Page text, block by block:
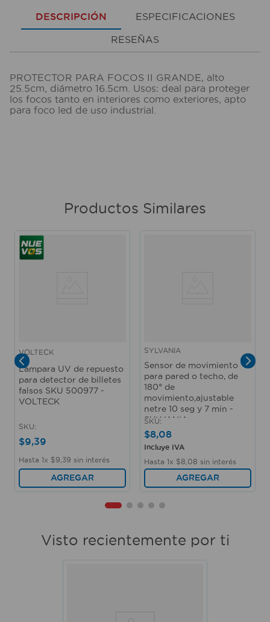
DESCRIPCIÓN ESPECIFICACIONES
RESEÑAS
PROTECTOR PARA FOCOS II GRANDE, alto
25.5cm, diámetro 16.5cm. Usos: deal para proteger
los focos tanto en interiores como exteriores, apto
para foco led de uso industrial.
Productos Similares
VOLTECK
Lámpara UV de repuesto
para detector de billetes
falsos SKU 500977 -
VOLTECK
SKU:
$9,39
Hasta 1x $9 39 sin interés
AGREGAR
SYLVANIA
Sensor de movimiento
para pared o techo, de
180° de
movimiento,ajustable
netre 10 seg y 7 min -
SYLVANIA
SKU:
$8,08
Incluye IVA
Hasta 1x $8 08 sin interés
AGREGAR
Visto recientemente por ti